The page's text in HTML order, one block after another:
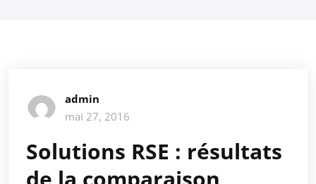
admin
mai 27, 2016
Solutions RSE : résultats